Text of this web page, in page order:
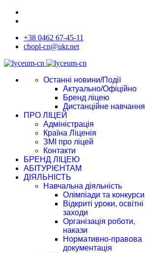
+38 0462 67-45-11
chopl-cn@ukr.net
Останні новини/Події
Актуально/Офіційно
Бренд ліцею
Дистанційне навчання
ПРО ЛІЦЕЙ
Адміністрація
Країна Ліценія
ЗМІ про ліцей
Контакти
БРЕНД ЛІЦЕЮ
АБІТУРІЄНТАМ
ДІЯЛЬНІСТЬ
Навчальна діяльність
Олімпіади та конкурси
Відкриті уроки, освітні
заходи
Організація роботи,
накази
Нормативно-правова
документація